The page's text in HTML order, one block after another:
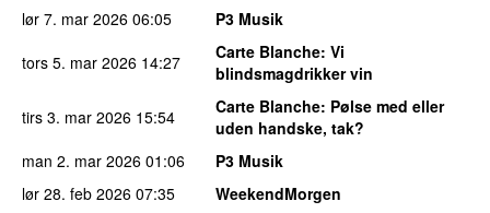
lør 7. mar 2026 06:05
P3 Musik
tors 5. mar 2026 14:27 Carte Blanche: Vi
blindsmagdrikker vin
tirs 3. mar 2026 15:54 Carte Blanche: Pølse med eller
uden handske, tak?
man 2. mar 2026 01:06
P3 Musik
lør 28. feb 2026 07:35
WeekendMorgen